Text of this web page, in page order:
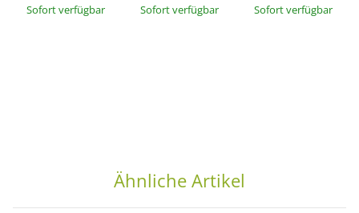
Sofort verfügbar Sofort verfügbar Sofort verfügbar
Ähnliche Artikel